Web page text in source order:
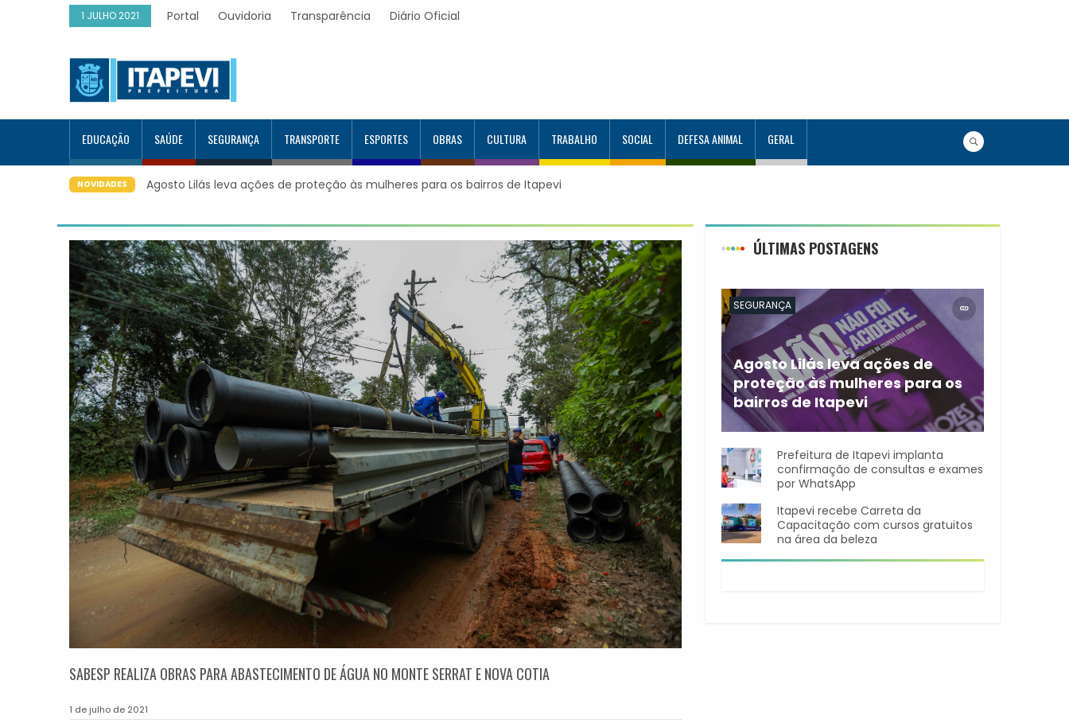
1 JULHO 2021 Portal Ouvidoria Transparência Diário Oficial
EDUCAÇÃO SAÚDE SEGURANÇA TRANSPORTE ESPORTES OBRAS CULTURA TRABALHO SOCIAL DEFESA ANIMAL GERAL
NOVIDADES
Agosto Lilás leva ações de proteção às mulheres para os bairros de ItapeviPrefeitura de Itapevi implanta confirmação de consultas e exames por
SABESP REALIZA OBRAS PARA ABASTECIMENTO DE ÁGUA NO MONTE SERRAT E NOVA COTIA
1 de julho de 2021
ÚLTIMAS POSTAGENS
SEGURANÇA
Agosto Lilás leva ações de
proteção às mulheres para os
bairros de Itapevi
Durante o mês de agosto,
Prefeitura de Itapevi implanta
confirmação de consultas e exames
por WhatsApp
Itapevi recebe Carreta da
Capacitação com cursos gratuitos
na área da beleza